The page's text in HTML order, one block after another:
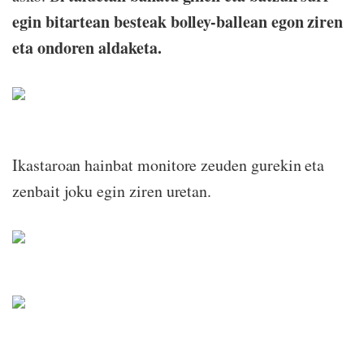
egin bitartean besteak bolley-ballean egon ziren
eta ondoren aldaketa.
Ikastaroan hainbat monitore zeuden gurekin eta
zenbait joku egin ziren uretan.